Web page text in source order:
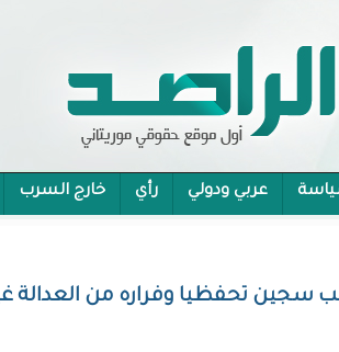
عربي ودولي رأي خارج السرب
الرموز تفوح منه رائحة الاحكام الشمولية
سجين تحفظيا وفراره من العدالة